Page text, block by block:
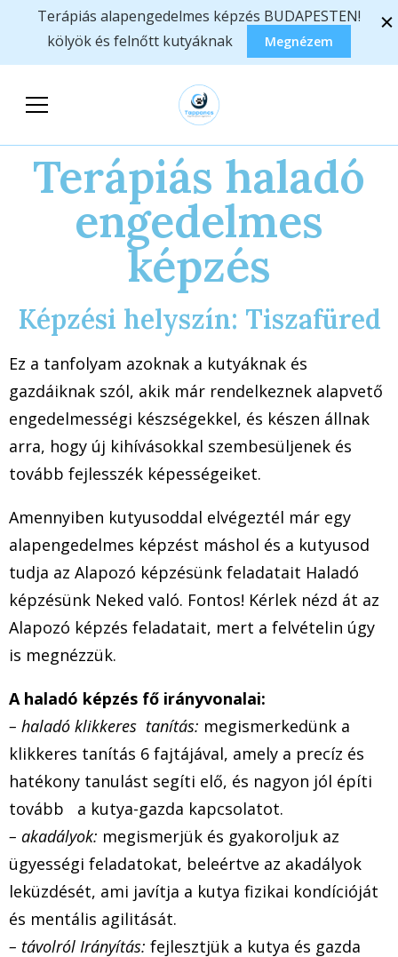
Terápiás alapengedelmes képzés BUDAPESTEN!
kölyök és felnőtt kutyáknak
Megnézem
Tappancs
Segítőkutyások
Egyesülete
képzések
Terápiás haladó
engedelmes
képzés
Képzési helyszín: Tiszafüred
Ez a tanfolyam azoknak a kutyáknak és
gazdáiknak szól, akik már rendelkeznek alapvető
engedelmességi készségekkel, és készen állnak
arra, hogy új kihívásokkal szembesüljenek és
tovább fejlesszék képességeiket.
Amennyiben kutyusoddal elvégeztél már egy
alapengedelmes képzést máshol és a kutyusod
tudja az Alapozó képzésünk feladatait Haladó
képzésünk Neked való. Fontos! Kérlek nézd át az
Alapozó képzés feladatait, mert a felvételin úgy
is megnézzük.
A haladó képzés fő irányvonalai:
– haladó klikkeres tanítás: megismerkedünk a
klikkeres tanítás 6 fajtájával, amely a precíz és
hatékony tanulást segíti elő, és nagyon jól építi
tovább a kutya-gazda kapcsolatot.
– akadályok: megismerjük és gyakoroljuk az
ügyességi feladatokat, beleértve az akadályok
leküzdését, ami javítja a kutya fizikai kondícióját
és mentális agilitását.
– távolról Irányítás: fejlesztjük a kutya és gazda